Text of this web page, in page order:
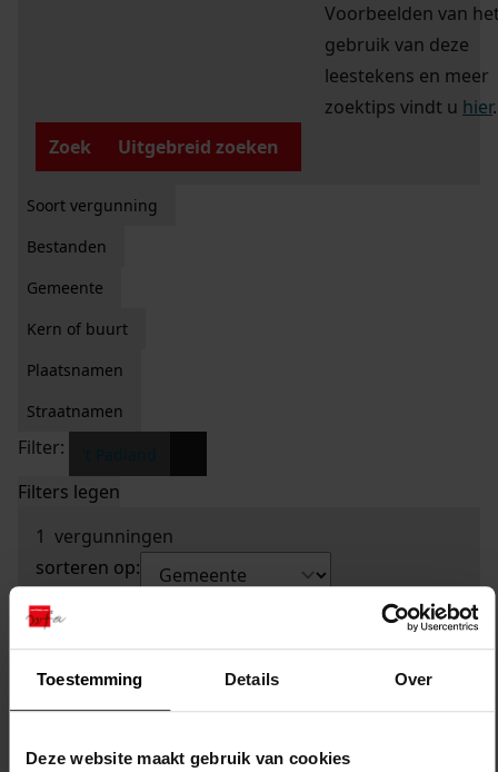
Toestemming Details Over
Deze website maakt gebruik van cookies
Voorbeelden van
gebruik van deze
leestekens en meer
zoektips vindt u hier.
Zoek
Uitgebreid zoeken
Soort vergunning
Bestanden
Gemeente
Kern of buurt
Plaatsnamen
Straatnamen
Filter:
Filters legen
1 vergunningen
sorteren op: